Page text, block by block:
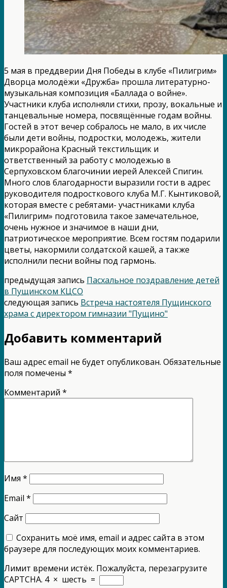
5 мая в преддверии Дня Победы в клубе «Пилигрим»
Дворца молодёжи «Дружба» прошла литературно-
музыкальная композиция «Баллада о войне».
Участники клуба исполняли стихи, прозу, вокальные и
танцевальные номера, посвящённые годам войны.
Гостей в этот вечер собралось не мало, в их числе
были дети войны, подростки, молодежь, жители
микрорайона Красный текстильщик и
ответственный за работу с молодежью в
Серпуховском благочинии иерей Алексей Спигин.
Много слов благодарности выразили гости в адрес
руководителя подросткового клуба М.Г. Кынтиковой,
которая вместе с ребятами- участниками клуба
«Пилигрим» подготовила такое замечательное,
очень нужное и значимое в наши дни,
патриотическое мероприятие. Всем гостям подарили
цветы, накормили солдатской кашей, а также
исполнили песни войны под гармонь.
предыдущая запись Пасхальное поздравление детей
в Пущинском КЦСО
следующая запись Встреча настоятеля Пущинского
храма с директором гимназии "Пущино"
Добавить комментарий
Ваш адрес email не будет опубликован. Обязательные
поля помечены *
Комментарий *
Имя *
Email *
Сайт
Сохранить моё имя, email и адрес сайта в этом
браузере для последующих моих комментариев.
Лимит времени истёк. Пожалуйста, перезагрузите
CAPTCHA. 4 × шесть =